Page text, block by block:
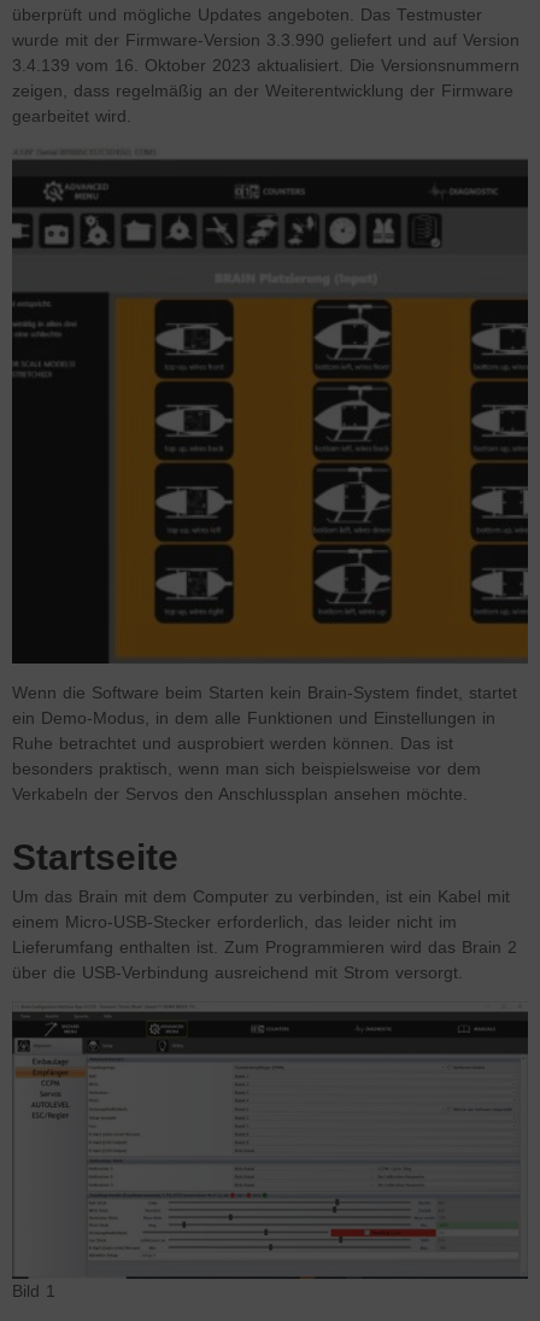
überprüft und mögliche Updates angeboten. Das Testmuster
wurde mit der Firmware-Version 3.3.990 geliefert und auf Version
3.4.139 vom 16. Oktober 2023 aktualisiert. Die Versionsnummern
zeigen, dass regelmäßig an der Weiterentwicklung der Firmware
gearbeitet wird.
Wenn die Software beim Starten kein Brain-System findet, startet
ein Demo-Modus, in dem alle Funktionen und Einstellungen in
Ruhe betrachtet und ausprobiert werden können. Das ist
besonders praktisch, wenn man sich beispielsweise vor dem
Verkabeln der Servos den Anschlussplan ansehen möchte.
Startseite
Um das Brain mit dem Computer zu verbinden, ist ein Kabel mit
einem Micro-USB-Stecker erforderlich, das leider nicht im
Lieferumfang enthalten ist. Zum Programmieren wird das Brain 2
über die USB-Verbindung ausreichend mit Strom versorgt.
Bild 1